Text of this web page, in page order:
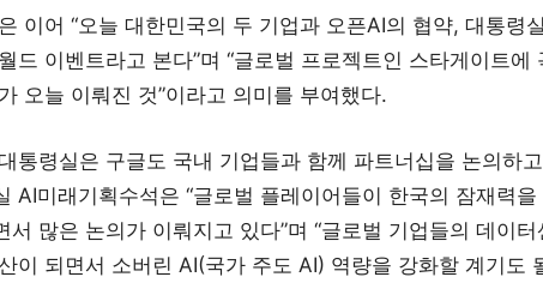
이어 “오늘 대한민국의 두 기업과 오픈AI의 협약, 대통령
드 이벤트라고 본다”며 “글로벌 프로젝트인 스타게이트
오늘 이뤄진 것”이라고 의미를 부여했다.
통령실은 구글도 국내 기업들과 함께 파트너십을 논의하
AI미래기획수석은 “글로벌 플레이어들이 한국의 잠재력
서 많은 논의가 이뤄지고 있다”며 “글로벌 기업들의 데이
이 되면서 소버린 AI(국가 주도 AI) 역량을 강화할 계기도